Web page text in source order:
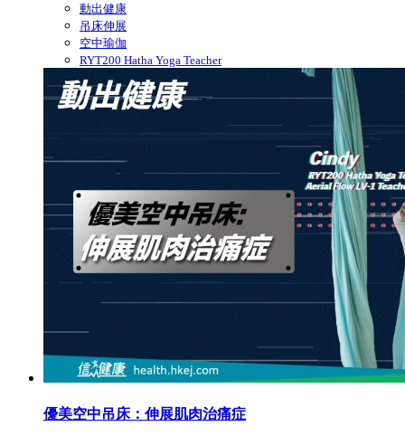
動出健康
吊床伸展
空中瑜伽
RYT200 Hatha Yoga Teacher
優美空中吊床：伸展肌肉治痛症